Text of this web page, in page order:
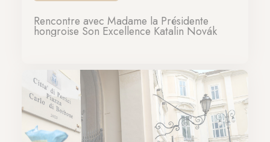
Rencontre avec Madame la Présidente
hongroise Son Excellence Katalin Novák